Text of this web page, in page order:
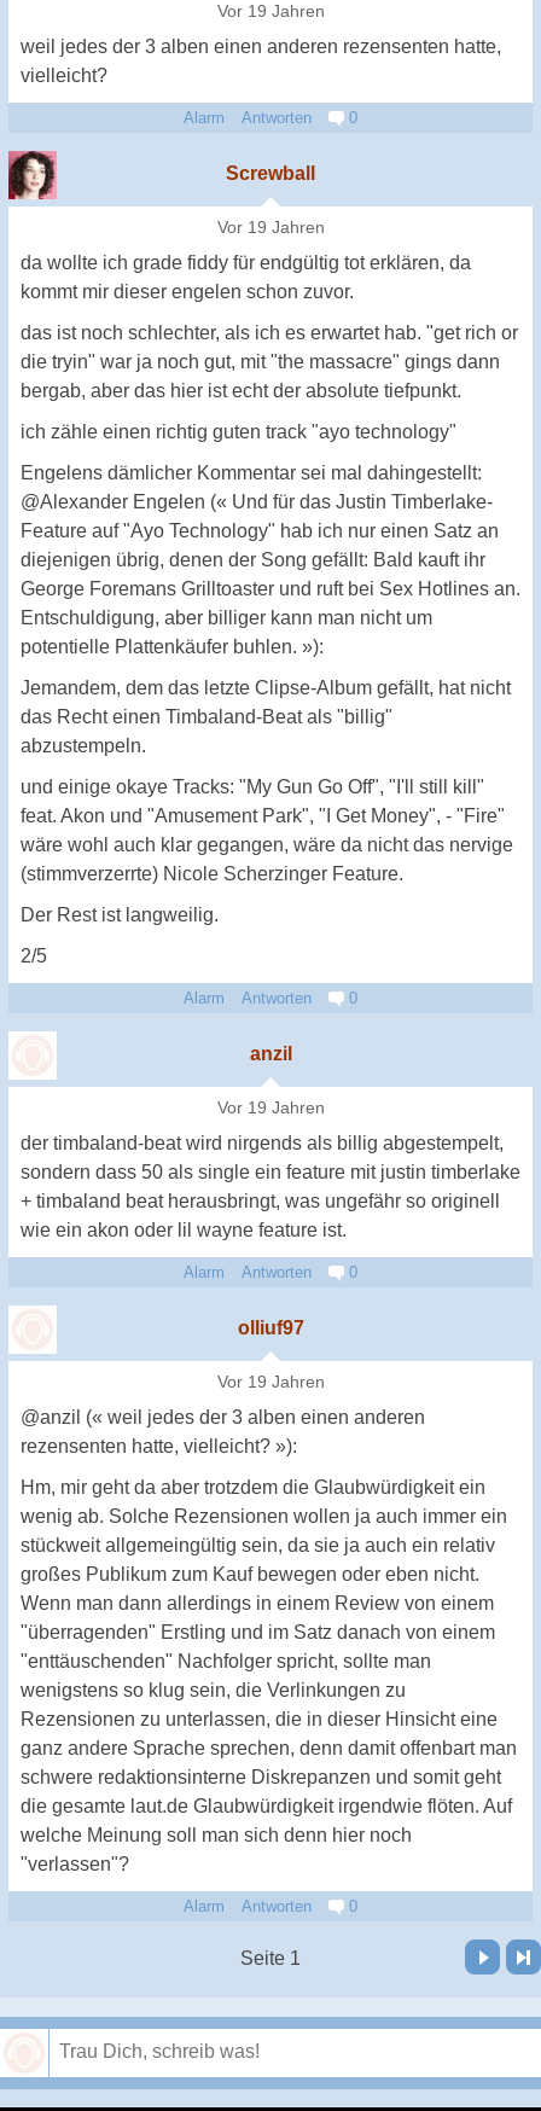
Vor 19 Jahren
weil jedes der 3 alben einen anderen rezensenten hatte,
vielleicht?
Alarm Antworten 0
Screwball
Vor 19 Jahren
da wollte ich grade fiddy für endgültig tot erklären, da
kommt mir dieser engelen schon zuvor.
das ist noch schlechter, als ich es erwartet hab. "get rich or
die tryin" war ja noch gut, mit "the massacre" gings dann
bergab, aber das hier ist echt der absolute tiefpunkt.
ich zähle einen richtig guten track "ayo technology"
Engelens dämlicher Kommentar sei mal dahingestellt:
@Alexander Engelen (« Und für das Justin Timberlake-
Feature auf "Ayo Technology" hab ich nur einen Satz an
diejenigen übrig, denen der Song gefällt: Bald kauft ihr
George Foremans Grilltoaster und ruft bei Sex Hotlines an.
Entschuldigung, aber billiger kann man nicht um
potentielle Plattenkäufer buhlen. »):
Jemandem, dem das letzte Clipse-Album gefällt, hat nicht
das Recht einen Timbaland-Beat als "billig"
abzustempeln.
und einige okaye Tracks: "My Gun Go Off", "I'll still kill"
feat. Akon und "Amusement Park", "I Get Money", - "Fire"
wäre wohl auch klar gegangen, wäre da nicht das nervige
(stimmverzerrte) Nicole Scherzinger Feature.
Der Rest ist langweilig.
2/5
Alarm Antworten 0
anzil
Vor 19 Jahren
der timbaland-beat wird nirgends als billig abgestempelt,
sondern dass 50 als single ein feature mit justin timberlake
+ timbaland beat herausbringt, was ungefähr so originell
wie ein akon oder lil wayne feature ist.
Alarm Antworten 0
olliuf97
Vor 19 Jahren
@anzil (« weil jedes der 3 alben einen anderen
rezensenten hatte, vielleicht? »):
Hm, mir geht da aber trotzdem die Glaubwürdigkeit ein
wenig ab. Solche Rezensionen wollen ja auch immer ein
stückweit allgemeingültig sein, da sie ja auch ein relativ
großes Publikum zum Kauf bewegen oder eben nicht.
Wenn man dann allerdings in einem Review von einem
"überragenden" Erstling und im Satz danach von einem
"enttäuschenden" Nachfolger spricht, sollte man
wenigstens so klug sein, die Verlinkungen zu
Rezensionen zu unterlassen, die in dieser Hinsicht eine
ganz andere Sprache sprechen, denn damit offenbart man
schwere redaktionsinterne Diskrepanzen und somit geht
die gesamte laut.de Glaubwürdigkeit irgendwie flöten. Auf
welche Meinung soll man sich denn hier noch
"verlassen"?
Alarm Antworten 0
Seite 1
Vor Letzte Seite